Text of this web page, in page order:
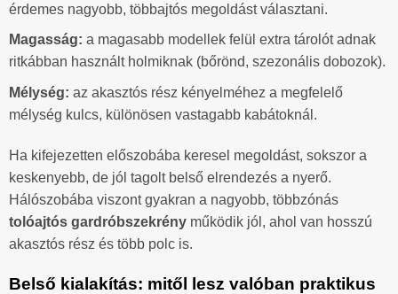
érdemes nagyobb, többajtós megoldást választani.
Magasság: a magasabb modellek felül extra tárolót adnak
ritkábban használt holmiknak (bőrönd, szezonális dobozok).
Mélység: az akasztós rész kényelméhez a megfelelő
mélység kulcs, különösen vastagabb kabátoknál.
Ha kifejezetten előszobába keresel megoldást, sokszor a
keskenyebb, de jól tagolt belső elrendezés a nyerő.
Hálószobába viszont gyakran a nagyobb, többzónás
tolóajtós gardróbszekrény működik jól, ahol van hosszú
akasztós rész és több polc is.
Belső kialakítás: mitől lesz valóban praktikus